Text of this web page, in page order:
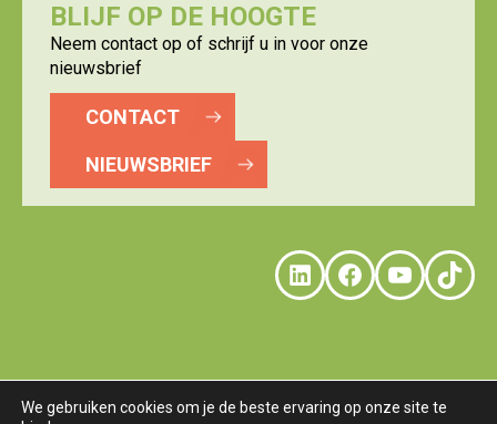
BLIJF OP DE HOOGTE
Neem contact op of schrijf u in voor onze
nieuwsbrief
CONTACT
NIEUWSBRIEF
LinkedIn
Facebook
We gebruiken cookies om je de beste ervaring op onze site te